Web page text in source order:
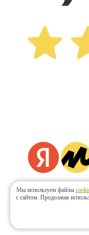
Мы используем файлы
с сайтом. Продолжая